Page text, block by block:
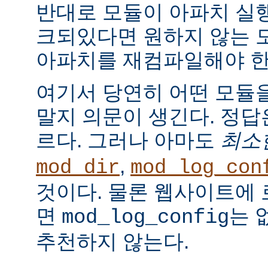
반대로 모듈이 아파치 실
크되있다면 원하지 않는
아파치를 재컴파일해야
여기서 당연히 어떤 모듈
말지 의문이 생긴다. 정
르다. 그러나 아마도 최소
mod_dir,
것이다. 물론 웹사이트에
면 mod_log_config는
추천하지 않는다.